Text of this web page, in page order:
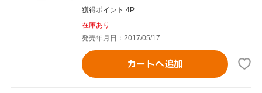
獲得ポイント 4P
在庫あり
発売年月日：2017/05/17
カートへ追加